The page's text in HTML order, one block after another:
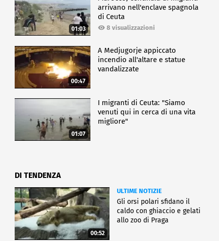
01:03
arrivano nell'enclave spagnola
di Ceuta
8 visualizzazioni
00:47
A Medjugorje appiccato
incendio all'altare e statue
vandalizzate
01:07
I migranti di Ceuta: "Siamo
venuti qui in cerca di una vita
migliore"
DI TENDENZA
00:52
ULTIME NOTIZIE
Gli orsi polari sfidano il
caldo con ghiaccio e gelati
allo zoo di Praga